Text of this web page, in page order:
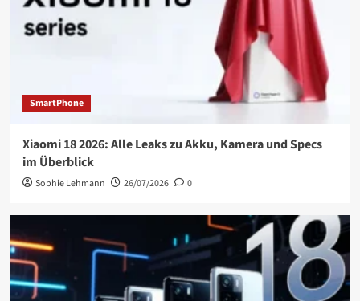
SmartPhone
Xiaomi 18 2026: Alle Leaks zu Akku, Kamera und Specs
im Überblick
Sophie Lehmann 26/07/2026 0